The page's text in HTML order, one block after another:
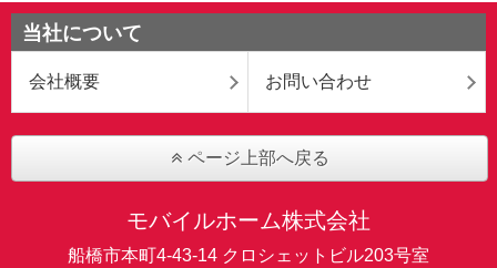
当社について
会社概要 お問い合わせ
ページ上部へ戻る
モバイルホーム株式会社
船橋市本町4-43-14 クロシェットビル203号室